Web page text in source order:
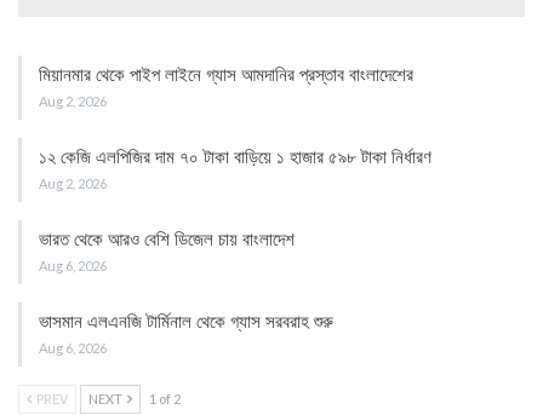
মিয়ানমার থেকে পাইপ লাইনে গ্যাস আমদানির প্রস্তাব বাংলাদেশের
Aug 2, 2026
১২ কেজি এলপিজির দাম ৭০ টাকা বাড়িয়ে ১ হাজার ৫৯৮ টাকা নির্ধারণ
Aug 2, 2026
ভারত থেকে আরও বেশি ডিজেল চায় বাংলাদেশ
Aug 6, 2026
ভাসমান এলএনজি টার্মিনাল থেকে গ্যাস সরবরাহ শুরু
Aug 6, 2026
PREV NEXT 1 of 2